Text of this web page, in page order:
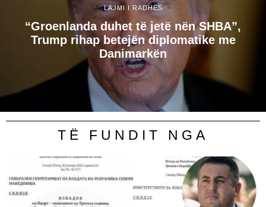
LAJMI I RADHËS
“Groenlanda duhet të jetë nën SHBA”,
Trump rihap betejën diplomatike me
Danimarkën
TË FUNDIT NGA